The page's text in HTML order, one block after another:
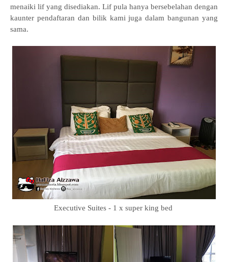
menaiki lif yang disediakan. Lif pula hanya bersebelahan dengan
kaunter pendaftaran dan bilik kami juga dalam bangunan yang
sama.
Executive Suites - 1 x super king bed